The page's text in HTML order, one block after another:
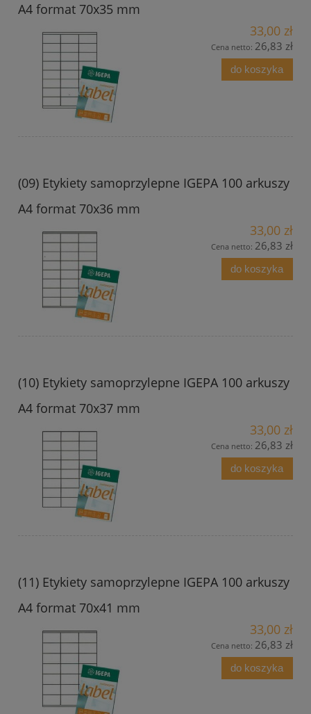
A4 format 70x35 mm
33,00 zł
Cena netto: 26,83 zł
do koszyka
(09) Etykiety samoprzylepne IGEPA 100 arkuszy
A4 format 70x36 mm
33,00 zł
Cena netto: 26,83 zł
do koszyka
(10) Etykiety samoprzylepne IGEPA 100 arkuszy
A4 format 70x37 mm
33,00 zł
Cena netto: 26,83 zł
do koszyka
(11) Etykiety samoprzylepne IGEPA 100 arkuszy
A4 format 70x41 mm
33,00 zł
Cena netto: 26,83 zł
do koszyka